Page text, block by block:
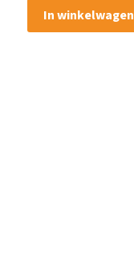
In winkelwagen